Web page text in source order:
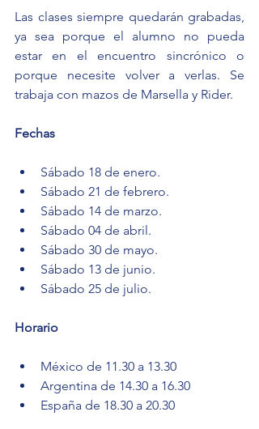
Las clases siempre quedarán grabadas,
ya sea porque el alumno no pueda
estar en el encuentro sincrónico o
porque necesite volver a verlas. Se
trabaja con mazos de Marsella y Rider.
Fechas
Sábado 18 de enero.
Sábado 21 de febrero.
Sábado 14 de marzo.
Sábado 04 de abril.
Sábado 30 de mayo.
Sábado 13 de junio.
Sábado 25 de julio.
Horario
México de 11.30 a 13.30
Argentina de 14.30 a 16.30
España de 18.30 a 20.30